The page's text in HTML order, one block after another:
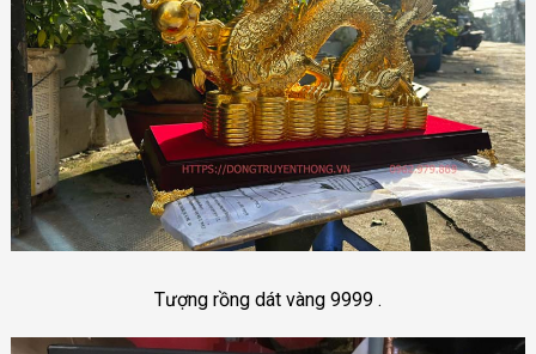
Tượng rồng dát vàng 9999 .